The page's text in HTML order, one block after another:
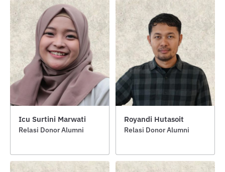
Icu Surtini Marwati
Relasi Donor Alumni
Royandi Hutasoit
Relasi Donor Alumni